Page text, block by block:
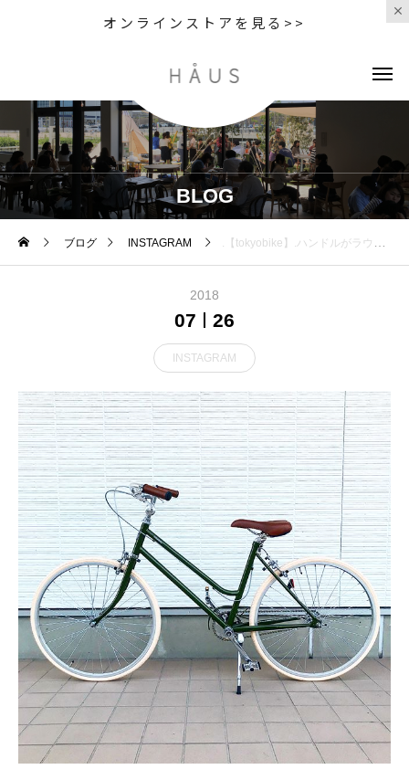
オンラインストアを見る>>
BLOG
ブログ INSTAGRAM .【tokyobike】.ハンドルがラウンドしたデザインのLITE。女性がスマートに、イキイキと街を楽しんでいる姿を想像してデザインした変速のないシンプルな自転車です︎軽い漕ぎ味の気持ち良い走りが特徴です他にも変速ギアのついたデザインも取り扱っております！..#haus_matsue #hausmatsue #自転車#tokyobike#トーキョーバイク#松江 #島根 #山陰#松江カフェ #島根カフェ
2018
07 26
INSTAGRAM